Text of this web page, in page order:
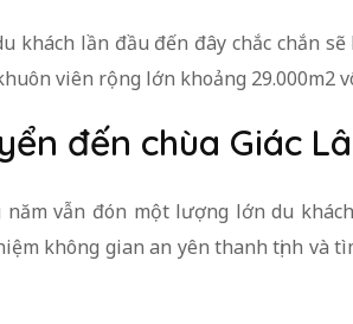
khách lần đầu đến đây chắc chắn
viên rộng lớn khoảng 29.000m2
đến chùa Giác
năm vẫn đón một lượng lớn du
không gian an yên thanh tịnh và